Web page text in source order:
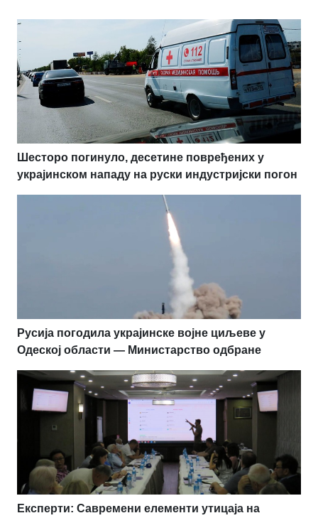
Шесторо погинуло, десетине повређених у
украјинском нападу на руски индустријски погон
Русија погодила украјинске војне циљеве у
Одеској области — Министарство одбране
Експерти: Савремени елементи утицаја на